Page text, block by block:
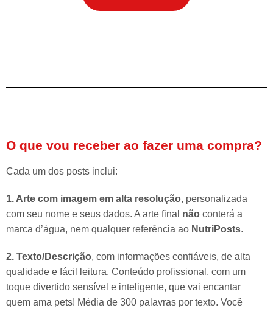
O que vou receber ao fazer uma compra?
Cada um dos posts inclui:
1. Arte com imagem em alta resolução, personalizada
com seu nome e seus dados. A arte final não conterá a
marca d’água, nem qualquer referência ao NutriPosts.
2. Texto/Descrição, com informações confiáveis, de alta
qualidade e fácil leitura. Conteúdo profissional, com um
toque divertido sensível e inteligente, que vai encantar
quem ama pets! Média de 300 palavras por texto. Você